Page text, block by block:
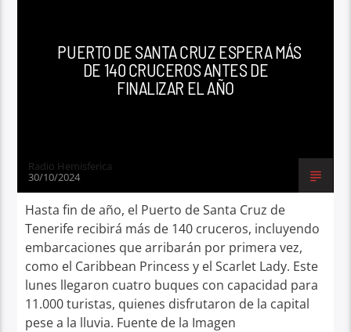
PUERTO DE SANTA CRUZ ESPERA MÁS
DE 140 CRUCEROS ANTES DE
FINALIZAR EL AÑO
Radio Hemisferica
30/10/2024
Hasta fin de año, el Puerto de Santa Cruz de
Tenerife recibirá más de 140 cruceros, incluyendo
embarcaciones que arribarán por primera vez,
como el Caribbean Princess y el Scarlet Lady. Este
lunes llegaron cuatro buques con capacidad para
11.000 turistas, quienes disfrutaron de la capital
pese a la lluvia. Fuente de la Imagen